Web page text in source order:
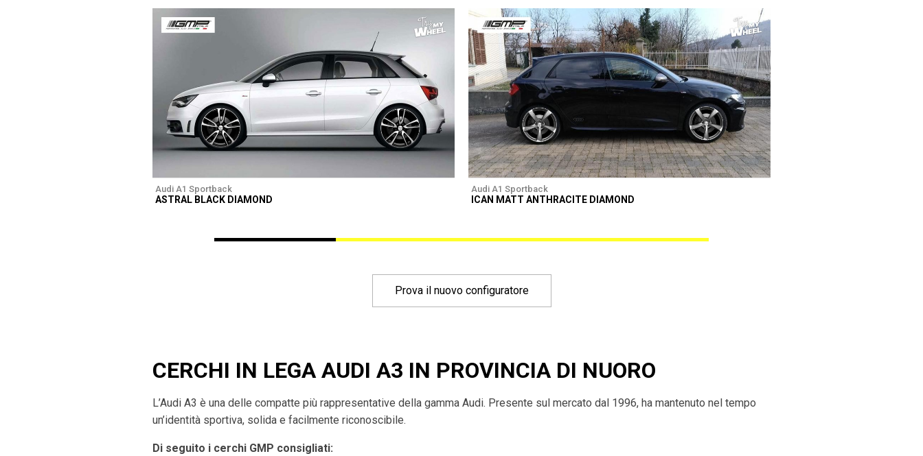
Audi A1 Sportback
ASTRAL BLACK DIAMOND
Audi A1 Sportback
ICAN MATT ANTHRACITE DIAMOND
Prova il nuovo configuratore
CERCHI IN LEGA AUDI A3 IN PROVINCIA DI NUORO
L’Audi A3 è una delle compatte più rappresentative della gamma Audi. Presente sul mercato dal 1996, ha mantenuto nel tempo
un’identità sportiva, solida e facilmente riconoscibile.
Di seguito i cerchi GMP consigliati: